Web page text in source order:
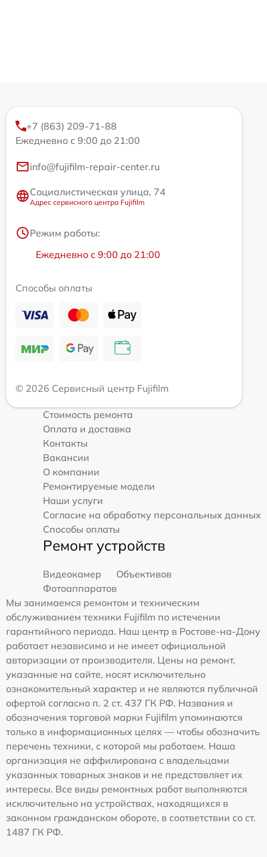
+7 (863) 209-71-88
Ежедневно с 9:00 до 21:00
info@fujifilm-repair-center.ru
Социалистическая улица, 74
Адрес сервисного центра Fujifilm
Режим работы:
Ежедневно с 9:00 до 21:00
Способы оплаты
© 2026 Сервисный центр Fujifilm
Стоимость ремонта
Оплата и доставка
Контакты
Вакансии
О компании
Ремонтируемые модели
Наши услуги
Согласие на обработку персональных данных
Способы оплаты
Ремонт устройств
Видеокамер
Объективов
Фотоаппаратов
Мы занимаемся ремонтом и техническим
обслуживанием техники Fujifilm по истечении
гарантийного периода. Наш центр в Ростове-на-Дону
работает независимо и не имеет официальной
авторизации от производителя. Цены на ремонт,
указанные на сайте, носят исключительно
ознакомительный характер и не являются публичной
офертой согласно п. 2 ст. 437 ГК РФ. Названия и
обозначения торговой марки Fujifilm упоминаются
только в информационных целях — чтобы обозначить
перечень техники, с которой мы работаем. Наша
организация не аффилирована с владельцами
указанных товарных знаков и не представляет их
интересы. Все виды ремонтных работ выполняются
исключительно на устройствах, находящихся в
законном гражданском обороте, в соответствии со ст.
1487 ГК РФ.